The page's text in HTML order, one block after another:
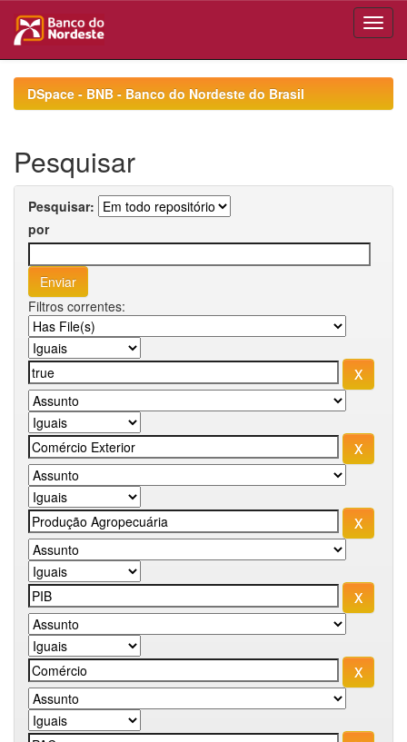
navigationDSpace - BNB - Banco do Nordeste do Brasil
Pesquisar
Pesquisar:
por
Filtros correntes: